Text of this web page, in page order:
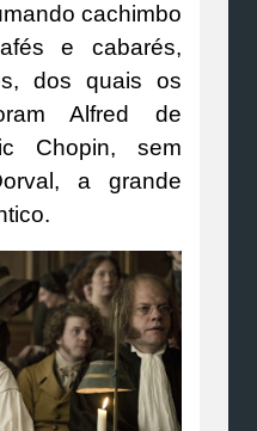
cachimbo
e cabarés,
dos quais os
Alfred de
Chopin, sem
a grande